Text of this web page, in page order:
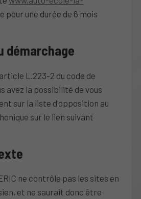
pour une durée de 6 mois
démarchage
L.223-2 du code de
avez la possibilité de vous
sur la liste d'opposition au
sur le lien suivant
ne contrôle pas les sites en
et ne saurait donc être